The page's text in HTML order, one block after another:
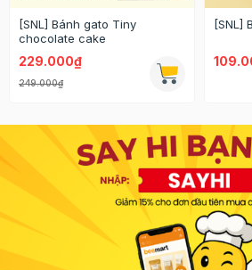
[SNL] Bánh gato Tiny
chocolate cake
229.000₫
249.000₫
[SNL]